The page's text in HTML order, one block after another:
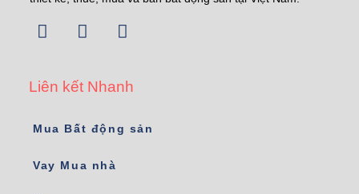
Liên kết Nhanh
Mua Bất động sản
Vay Mua nhà